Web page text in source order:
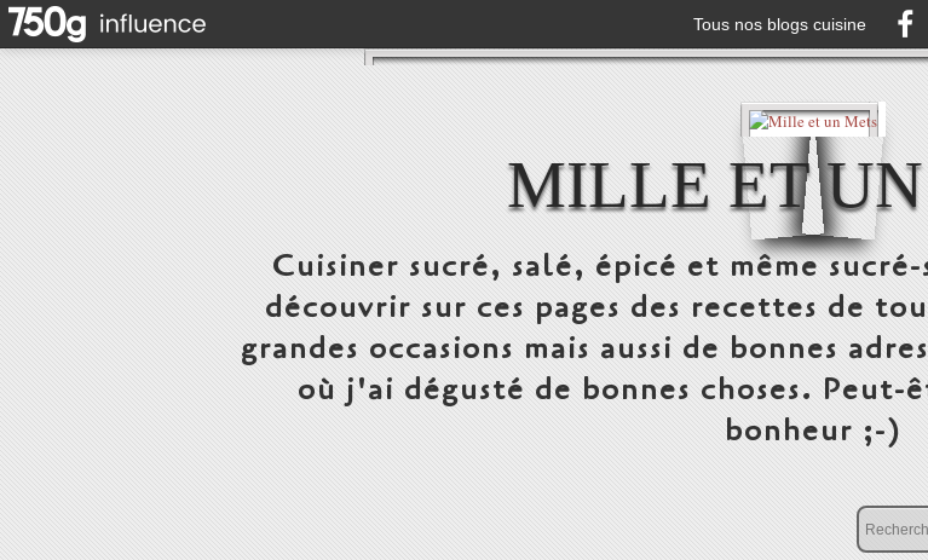
Tous nos blogs cuisine
MILLE ET
Cuisiner sucré, salé, épicé et même
découvrir sur ces pages des recettes de
grandes occasions mais aussi de bonnes
où j'ai dégusté de bonnes choses.
bonheur ;-)